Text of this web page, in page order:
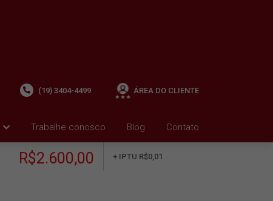
Trabalhe conosco Blog Contato
(19) 3404-4499 ÁREA DO CLIENTE
R$2.600,00
+ IPTU R$0,01